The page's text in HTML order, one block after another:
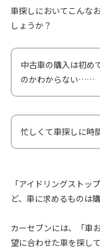
車探しにおいてこんな
しょうか？
中古車の購入は初め
のかわからない……
忙しくて車探しに
「アイドリングストッ
ど、車に求めるものは
カーセブンには、「車
望に合わせた車を探し